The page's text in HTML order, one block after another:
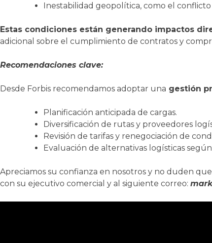
Inestabilidad geopolítica, como el
Estas condiciones están generando impactos
adicional sobre el cumplimiento de contratos y
Recomendaciones clave:
Desde Forbis recomendamos adoptar una gestión
Planificación anticipada de cargas.
Diversificación de rutas y proveedores
Revisión de tarifas y renegociación de
Evaluación de alternativas logísticas
Apreciamos su confianza en nosotros y no duden
con su ejecutivo comercial y al siguiente correo: